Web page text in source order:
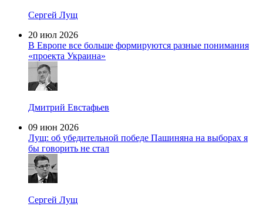
Сергей Лущ
20 июл 2026
В Европе все больше формируются разные понимания
«проекта Украина»
Дмитрий Евстафьев
09 июн 2026
Лущ: об убедительной победе Пашиняна на выборах я
бы говорить не стал
Сергей Лущ